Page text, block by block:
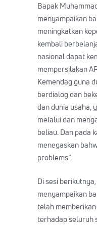
Bapak
menyampaikan
meningkatkan
kembali
nasional dapat
mempersilakan
Kemendag guna
berdialog dan
dan dunia usaha,
melalui dan
beliau. Dan pada
menegaskan
problems”.
Di sesi
menyampaikan
telah
terhadap seluruh